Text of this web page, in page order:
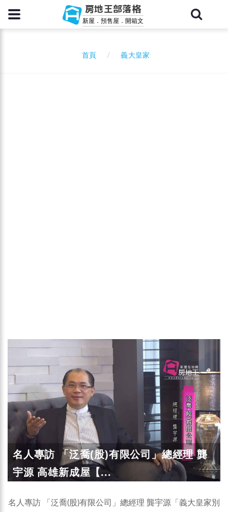
房地王部落格
新屋．預售屋．開箱文
首頁 義大皇家
名人專訪 「泛喬(股)有限公司」總經理 龔
宇源 高雄新成屋【...
名人專訪 「泛喬(股)有限公司」總經理 龔宇源「義大皇家別